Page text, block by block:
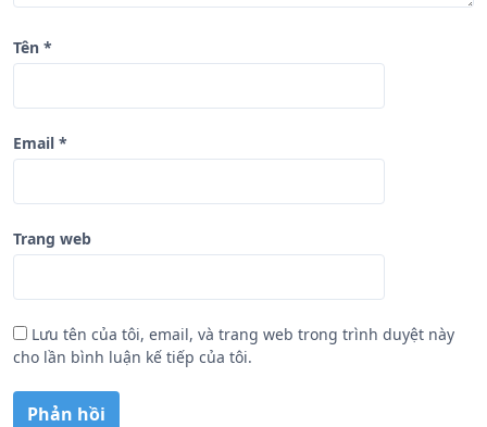
Tên *
Email *
Trang web
Lưu tên của tôi, email, và trang web trong trình duyệt này
cho lần bình luận kế tiếp của tôi.